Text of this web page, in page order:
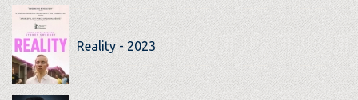
Reality - 2023